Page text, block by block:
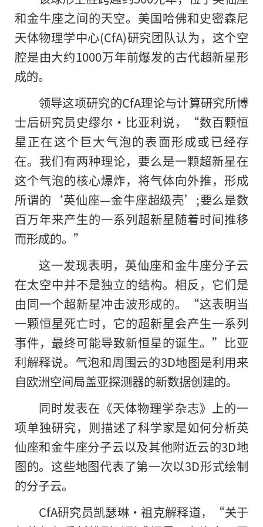
和金牛座之间的天空。美国哈佛和史密森尼
天体物理学中心(CfA)研究团队认为，这个空
腔是由大约1000万年前爆发的古代超新星形
成的。
领导这项研究的CfA理论与计算研究所博
士后研究员史缪尔·比亚利说，“数百颗恒
星正在这个巨大气泡的表面形成或已经存
在。我们有两种理论，要么是一颗超新星在
这个气泡的核心爆炸，将气体向外推，形成
所谓的‘英仙座—金牛座超级壳’;要么是数
百万年来产生的一系列超新星随着时间推移
而形成的。”
这一发现表明，英仙座和金牛座分子云
在太空中并不是独立的结构。相反，它们是
由同一个超新星冲击波形成的。“这表明当
一颗恒星死亡时，它的超新星会产生一系列
事件，最终可能导致新恒星的诞生。”比亚
利解释说。气泡和周围云的3D地图是利用来
自欧洲空间局盖亚探测器的新数据创建的。
同时发表在《天体物理学杂志》上的一
项单独研究，则描述了科学家是如何分析英
仙座和金牛座分子云以及其他附近云的3D地
图的。这些地图代表了第一次以3D形式绘制
的分子云。
CfA研究员凯瑟琳·祖克解释道，“关于